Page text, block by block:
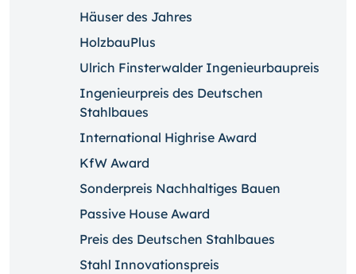
Häuser des Jahres
HolzbauPlus
Ulrich Finsterwalder Ingenieurbaupreis
Ingenieurpreis des Deutschen
Stahlbaues
International Highrise Award
KfW Award
Sonderpreis Nachhaltiges Bauen
Passive House Award
Preis des Deutschen Stahlbaues
Stahl Innovationspreis